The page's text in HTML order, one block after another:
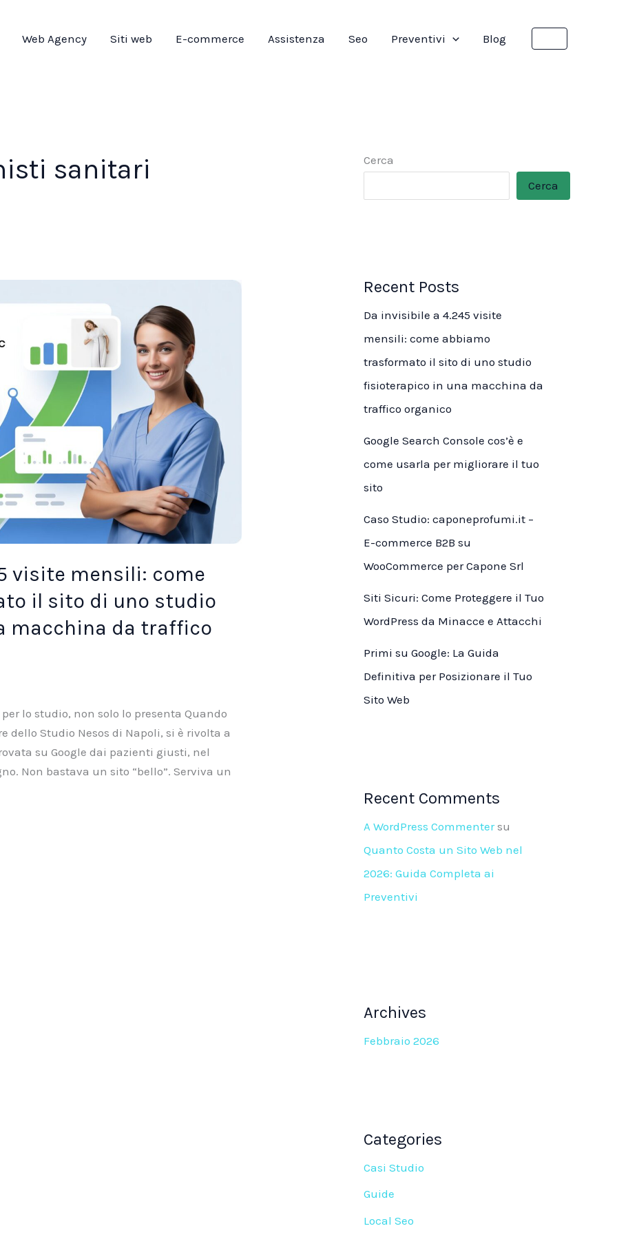
Web Agency Siti web E-commerce Assistenza Seo Preventivi Blog
sanitari
visite mensili: come
il sito di uno studio
macchina da traffico
lo studio, non solo lo presenta Quando
dello Studio Nesos di Napoli, si è rivolta a
su Google dai pazienti giusti, nel
Non bastava un sito “bello”. Serviva un
Cerca
Cerca
Recent Posts
Da invisibile a 4.245 visite
mensili: come abbiamo
trasformato il sito di uno studio
fisioterapico in una macchina da
traffico organico
Google Search Console cos’è e
come usarla per migliorare il tuo
sito
Caso Studio: caponeprofumi.it –
E-commerce B2B su
WooCommerce per Capone Srl
Siti Sicuri: Come Proteggere il Tuo
WordPress da Minacce e Attacchi
Primi su Google: La Guida
Definitiva per Posizionare il Tuo
Sito Web
Recent Comments
A WordPress Commentersu
Quanto Costa un Sito Web nel
2026: Guida Completa ai
Preventivi
Archives
Febbraio 2026
Categories
Casi Studio
Guide
Local Seo